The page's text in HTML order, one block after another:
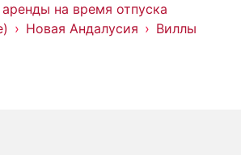
на время отпуска
Новая Андалусия
Виллы